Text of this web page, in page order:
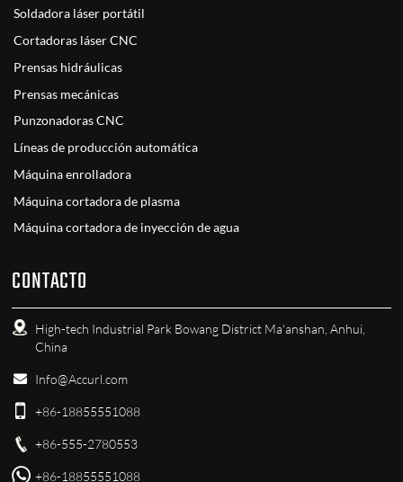
Soldadora láser portátil
Cortadoras láser CNC
Prensas hidráulicas
Prensas mecánicas
Punzonadoras CNC
Líneas de producción automática
Máquina enrolladora
Máquina cortadora de plasma
Máquina cortadora de inyección de agua
CONTACTO
High-tech Industrial Park Bowang District Ma'anshan, Anhui,
China
Info@Accurl.com
+86-18855551088
+86-555-2780553
+86-18855551088